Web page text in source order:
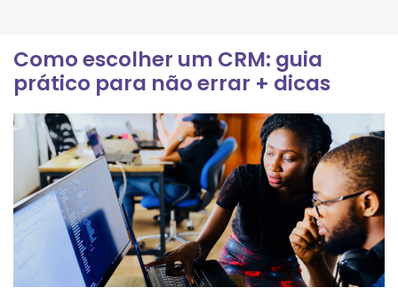
Como escolher um CRM: guia
prático para não errar + dicas